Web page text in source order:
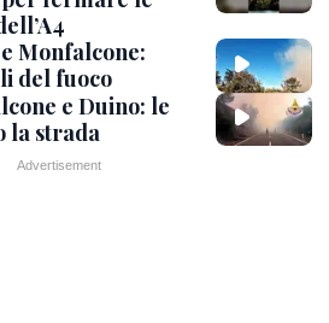
Monfalcone:
del fuoco
e Duino: le
la strada